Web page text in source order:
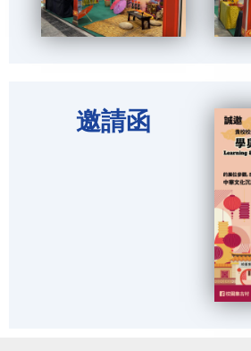
邀請函